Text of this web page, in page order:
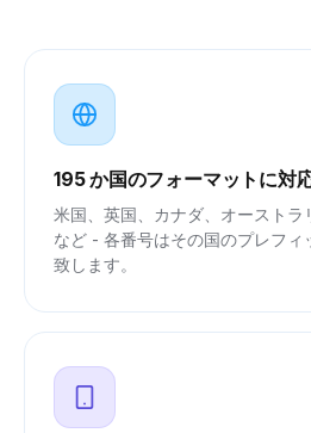
195 か国のフォーマットに対
米国、英国、カナダ、オーストラ
など - 各番号はその国のプレフィ
致します。